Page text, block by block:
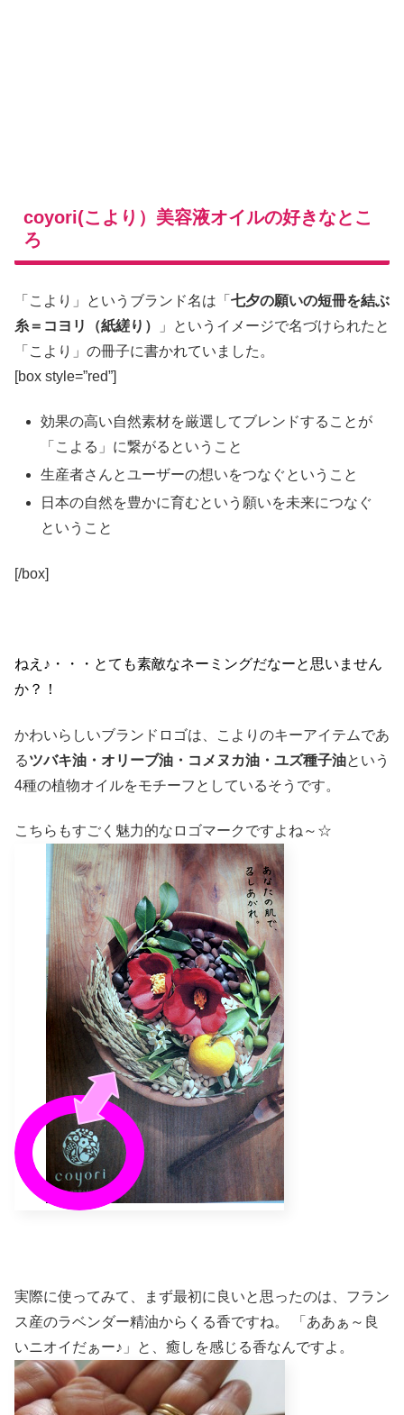
coyori(こより）美容液オイルの好きなとこ
ろ
「こより」というブランド名は「 七夕の願いの短冊を結ぶ
糸＝コヨリ（紙縒り）
」というイメージで名づけられたと
「こより」の冊子に書かれていました。
[box style=”red”]
効果の高い自然素材を厳選してブレンドすることが
「こよる」に繋がるということ
生産者さんとユーザーの想いをつなぐということ
日本の自然を豊かに育むという願いを未来につなぐ
ということ
[/box]
ねえ♪・・・とても素敵なネーミングだなーと思いません
か？！
かわいらしいブランドロゴは、こよりのキーアイテムであ
るツバキ油・オリーブ油・コメヌカ油・ユズ種子油という
4種の植物オイルをモチーフとしているそうです。
こちらもすごく魅力的なロゴマークですよね～☆
実際に使ってみて、まず最初に良いと思ったのは、フラン
ス産のラベンダー精油からくる香ですね。
「ああぁ～良
いニオイだぁー♪」と、癒しを感じる香なんですよ。